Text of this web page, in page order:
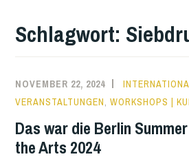
COLLEGE
Schlagwort:
NOVEMBER 22, 2024
VERANSTALTUNGEN,WORKSHOPS |
Das war die Berlin
the Arts 2024